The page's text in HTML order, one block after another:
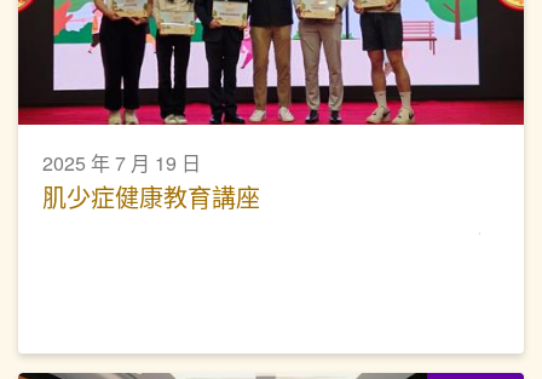
2025 年 7 月 19 日
肌少症健康教育講座